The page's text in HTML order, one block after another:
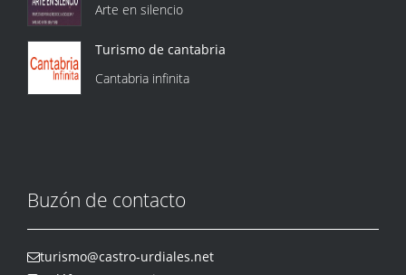
Arte en silencio
Turismo de cantabria
Cantabria infinita
Buzón de contacto
turismo@castro-urdiales.net